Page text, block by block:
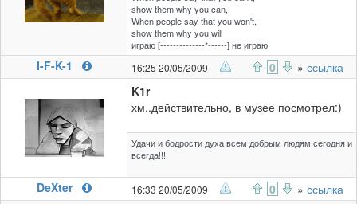
show them why you can,
When people say that you won't,
show them why you will
играю [--------------*------] не играю
I-F-K-1 16:25 20/05/2009 0 » ссылка
K1r
хм..действительно, в музее посмотрел:)
Удачи и бодрости духа всем добрым людям сегодня и
всегда!!!
DeXter 16:33 20/05/2009 0 » ссылка